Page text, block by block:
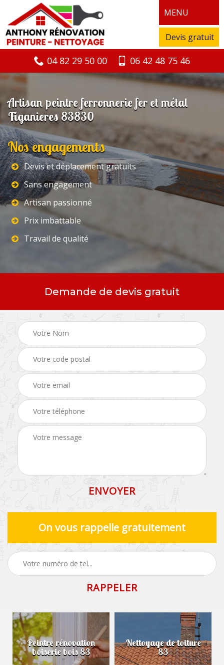
MENU
Devis gratuit
04 82 29 50 00 06 42 48 75 46
Artisan peintre ferronnerie fer et métal
Figanieres 83830
Nos engagements
Devis et déplacement gratuits
Sans engagement
Artisan passionné
Prix imbattable
Travail de qualité
Demande de devis gratuit
On vous rappelle gratuitement
Peintre rénovation
boiserie bois 83
Nettoyage de toiture
83